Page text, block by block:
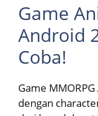
Game
Android
Coba!
Game
dengan